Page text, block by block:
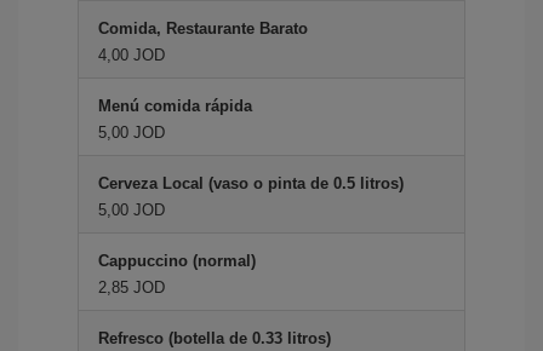
Comida, Restaurante Barato
4,00 JOD
Menú comida rápida
5,00 JOD
Cerveza Local (vaso o pinta de 0.5 litros)
5,00 JOD
Cappuccino (normal)
2,85 JOD
Refresco (botella de 0.33 litros)